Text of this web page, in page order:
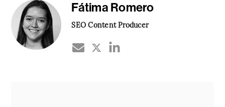
Fátima Romero
SEO Content Producer